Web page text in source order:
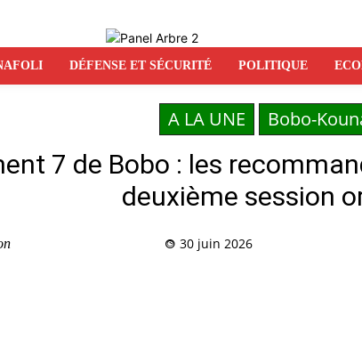
DÉFENSE ET SÉCURITÉ POLITIQUE
A LA UNE Bobo-
7 de Bobo : les
deuxième session
30 juin 2026